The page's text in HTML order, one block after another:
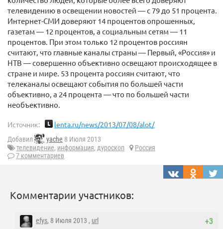
телевидению в освещении новостей — с 79 до 51 процента.
Интернет-СМИ доверяют 14 процентов опрошенных,
газетам — 12 процентов, а социальным сетям — 11
процентов. При этом только 12 процентов россиян
считают, что главные каналы страны — Первый, «Россия» и
НТВ — совершенно объективно освещают происходящее в
стране и мире. 53 процента россиян считают, что
телеканалы освещают события по большей части
объективно, а 24 процента — что по большей части
необъективно.
Источник: lenta.ru/news/2013/07/08/alot/
Добавил yache 8 Июля 2013
телевидение, информация, дуроскоп
Россия
7 комментариев
Комментарии участников:
+3
efys, 8 Июля 2013 , url